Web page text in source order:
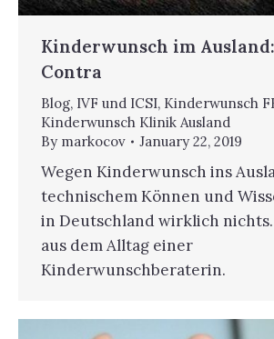
Kinderwunsch im
Contra
Blog, IVF und ICSI, Kinderwunsch
Kinderwunsch Klinik Ausland
By markocov January 22, 2019
Wegen Kinderwunsch ins
technischem Können und
in Deutschland wirklich nichts.
aus dem Alltag einer
Kinderwunschberaterin.